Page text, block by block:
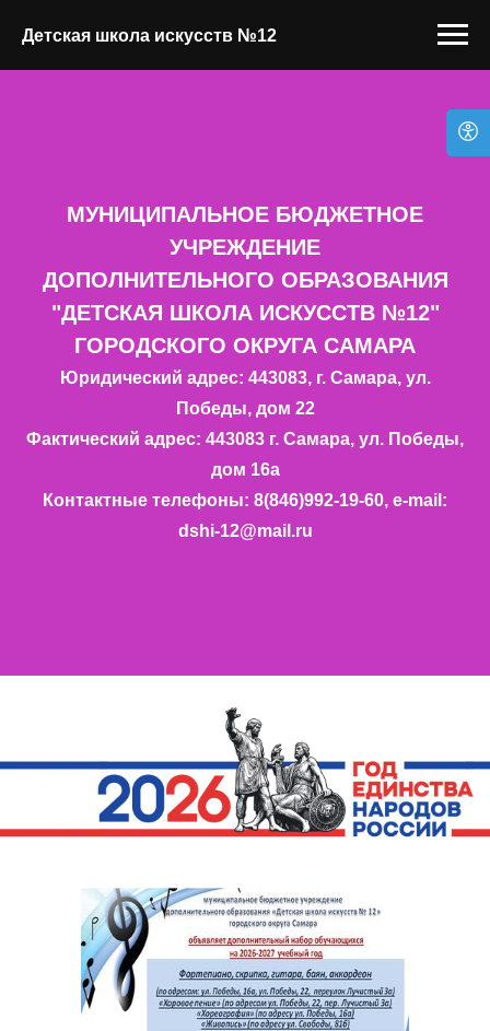
Детская школа искусств №12
МУНИЦИПАЛЬНОЕ БЮДЖЕТНОЕ
УЧРЕЖДЕНИЕ
ДОПОЛНИТЕЛЬНОГО ОБРАЗОВАНИЯ
"ДЕТСКАЯ ШКОЛА ИСКУССТВ №12"
ГОРОДСКОГО ОКРУГА САМАРА
Юридический адрес: 443083, г. Самара, ул.
Победы, дом 22
Фактический адрес: 443083 г. Самара, ул. Победы,
дом 16а
Контактные телефоны: 8(846)992-19-60, e-mail:
dshi-12@mail.ru